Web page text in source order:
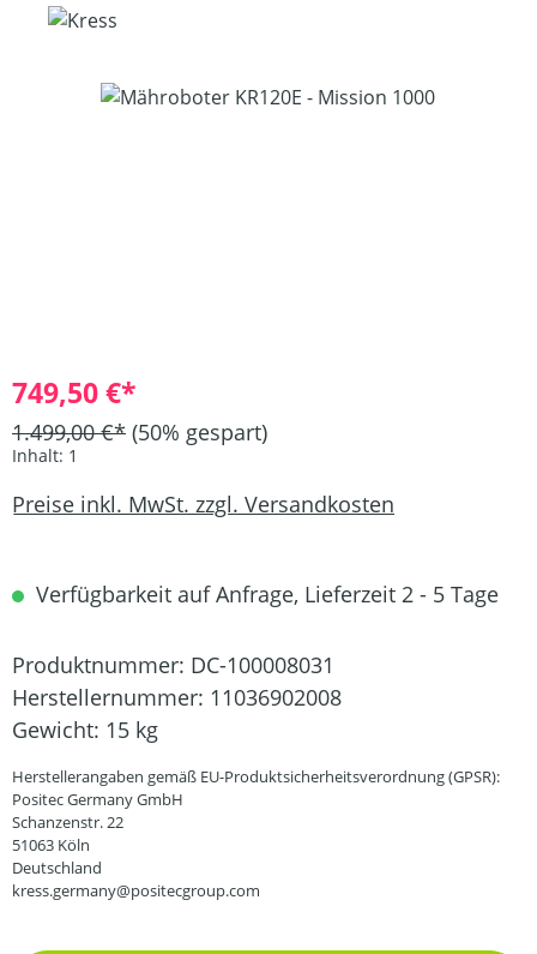
Bildergalerie überspringen
749,50 €*
1.499,00 €* (50% gespart)
Inhalt: 1
Preise inkl. MwSt. zzgl. Versandkosten
Verfügbarkeit auf Anfrage, Lieferzeit 2 - 5 Tage
Produktnummer: DC-100008031
Herstellernummer: 11036902008
Gewicht: 15 kg
Herstellerangaben gemäß EU-Produktsicherheitsverordnung (GPSR):
Positec Germany GmbH
Schanzenstr. 22
51063 Köln
Deutschland
kress.germany@positecgroup.com